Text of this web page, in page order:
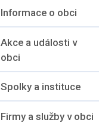
Informace o obci
Akce a události v
obci
Spolky a instituce
Firmy a služby v obci